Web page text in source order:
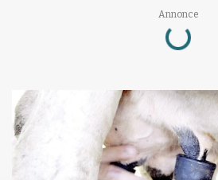
Annonce
Loading...